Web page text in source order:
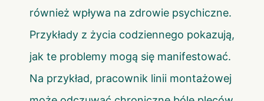
również wpływa na zdrowie psychiczne.
Przykłady z życia codziennego pokazują,
jak te problemy mogą się manifestować.
Na przykład, pracownik linii montażowej